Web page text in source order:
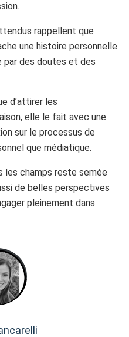
rappellent que
une histoire personnelle
par des doutes et des
d’attirer les
elle le fait avec une
sur le processus de
que médiatique.
les champs reste semée
de belles perspectives
pleinement dans